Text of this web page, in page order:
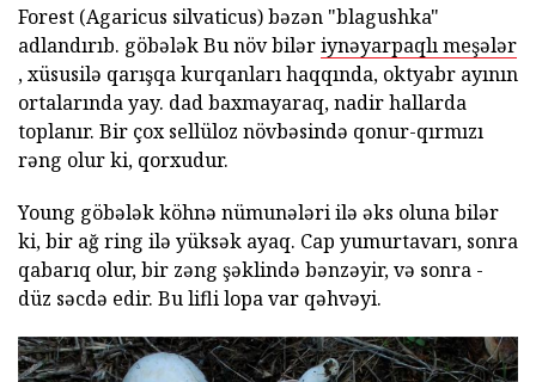
Forest (Agaricus silvaticus) bəzən "blagushka"
adlandırıb. göbələk Bu növ biləriynəyarpaqlı meşələr
, xüsusilə qarışqa kurqanları haqqında, oktyabr ayının
ortalarında yay. dad baxmayaraq, nadir hallarda
toplanır. Bir çox sellüloz növbəsində qonur-qırmızı
rəng olur ki, qorxudur.
Young göbələk köhnə nümunələri ilə əks oluna bilər
ki, bir ağ ring ilə yüksək ayaq. Cap yumurtavarı, sonra
qabarıq olur, bir zəng şəklində bənzəyir, və sonra -
düz səcdə edir. Bu lifli lopa var qəhvəyi.